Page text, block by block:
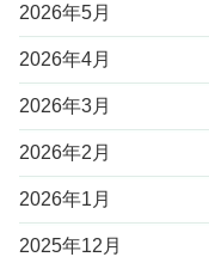
2026年5月
2026年4月
2026年3月
2026年2月
2026年1月
2025年12月